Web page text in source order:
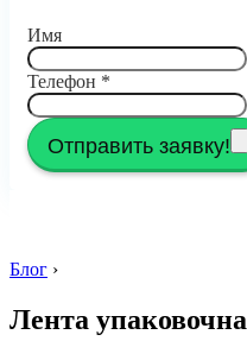
Имя
Телефон *
Отправить заявку!
Блог ›
Лента